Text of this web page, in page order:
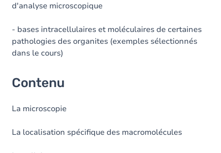
d'analyse microscopique
- bases intracellulaires et moléculaires de certaines
pathologies des organites (exemples sélectionnés
dans le cours)
Contenu
La microscopie
La localisation spécifique des macromolécules